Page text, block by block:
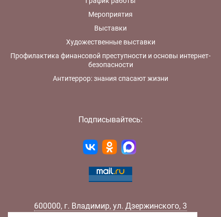
Мероприятия
Выставки
Художественные выставки
Профилактика финансовой преступности и основы интернет-
безопасности
Антитеррор: знания спасают жизни
Подписывайтесь:
600000, г. Владимир, ул. Дзержинского, 3